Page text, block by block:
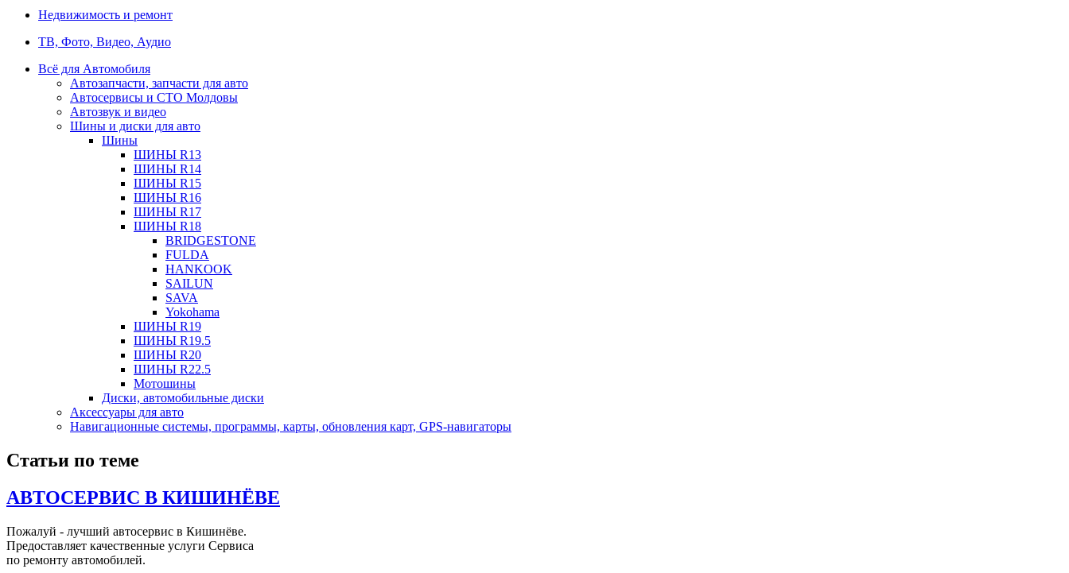
Недвижимость и ремонт
ТВ, Фото, Видео, Аудио
Всё для Автомобиля
Автозапчасти, запчасти для авто
Автосервисы и СТО Молдовы
Автозвук и видео
Шины и диски для авто
Шины
ШИНЫ R13
ШИНЫ R14
ШИНЫ R15
ШИНЫ R16
ШИНЫ R17
ШИНЫ R18
BRIDGESTONE
FULDA
HANKOOK
SAILUN
SAVA
Yokohama
ШИНЫ R19
ШИНЫ R19.5
ШИНЫ R20
ШИНЫ R22.5
Мотошины
Диски, автомобильные диски
Аксесcуары для авто
Навигационные системы, программы, карты, обновления карт, GPS-навигаторы
Статьи по теме
АВТОСЕРВИС В КИШИНЁВЕ
Пожалуй - лучший автосервис в Кишинёве.
Предоставляет качественные услуги Сервиса
по ремонту автомобилей.